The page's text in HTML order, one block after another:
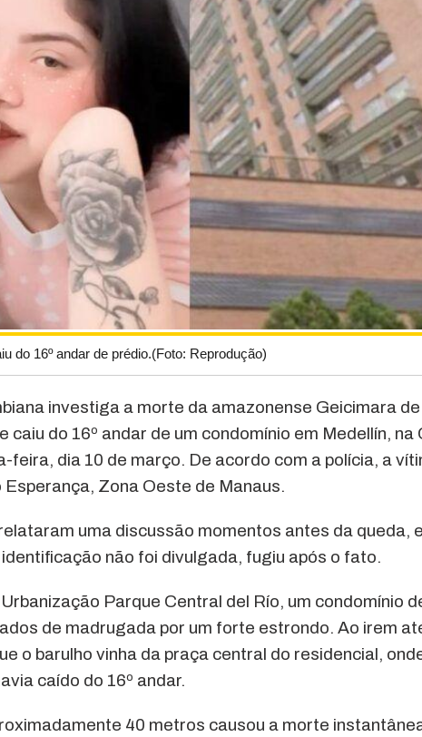
do 16º andar de prédio.(Foto: Reprodução)
investiga a morte da amazonense Geicimara
caiu do 16º andar de um condomínio em Medellín, na
feira, dia 10 de março. De acordo com a polícia, a
Esperança, Zona Oeste de Manaus.
uma discussão momentos antes da queda,
não foi divulgada, fugiu após o fato.
Parque Central del Río, um condomínio
de madrugada por um forte estrondo. Ao irem
o barulho vinha da praça central do residencial,
caído do 16º andar.
40 metros causou a morte